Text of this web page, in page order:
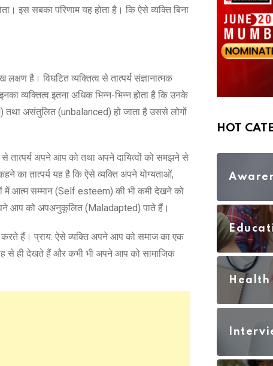
इस सबका परिणाम यह होता है। कि ऐसे व्यक्ति बिना
है। विघटित व्यक्तित्व से तात्पर्य संज्ञानात्मक
व्यक्तित्व इतना अधिक भिन्न-भिन्न होता है कि उनके
तथा असंतुलित (unbalanced) हो जाता है उससे लोगों
तात्पर्य अपने आप को तथा अपने दायित्वों को समझने से
का तात्पर्य यह है कि ऐसे व्यक्ति अपने योग्यताओं,
में आत्म सम्मान (Self esteem) की भी कमी देखने को
आप को अपअनुकूलित (Maladapted) पाते हैं।
हैं। प्राय: ऐसे व्यक्ति अपने आप को समाज का एक
से ही देखते हैं और कभी भी अपने आप को सामाजिक
HOT
Health